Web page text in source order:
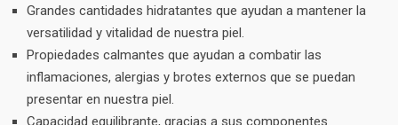
Grandes cantidades hidratantes que ayudan a mantener la
versatilidad y vitalidad de nuestra piel.
Propiedades calmantes que ayudan a combatir las
inflamaciones, alergias y brotes externos que se puedan
presentar en nuestra piel.
Capacidad equilibrante, gracias a sus componentes